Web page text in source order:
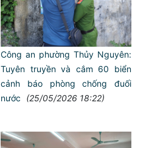
Công an phường Thủy Nguyên:
Tuyên truyền và cắm 60 biển
cảnh báo phòng chống đuối
nước
(25/05/2026 18:22)